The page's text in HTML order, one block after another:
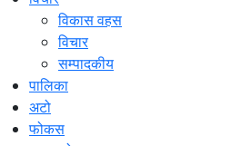
विकास वहस
विचार
सम्पादकीय
पालिका
अटो
फोकस